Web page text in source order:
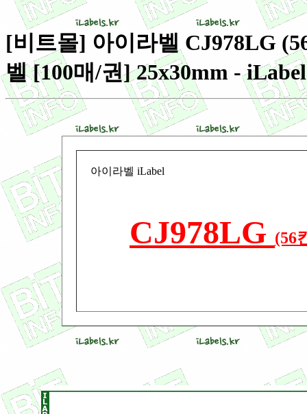
[비트몰] 아이라벨 CJ978LG
벨 [100매/권] 25x30mm - iLabel
아이라벨 iLabel
CJ978LG (56